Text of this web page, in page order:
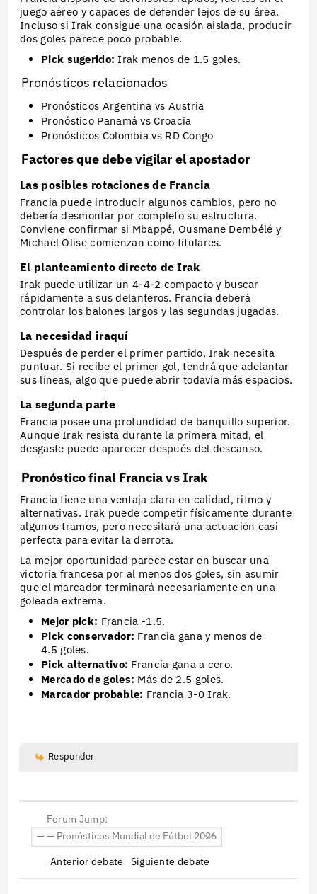
juego aéreo y capaces de defender lejos de su área.
Incluso si Irak consigue una ocasión aislada, producir
dos goles parece poco probable.
Pick sugerido: Irak menos de 1.5 goles.
Pronósticos relacionados
Pronósticos Argentina vs Austria
Pronóstico Panamá vs Croacia
Pronósticos Colombia vs RD Congo
Factores que debe vigilar el apostador
Las posibles rotaciones de Francia
Francia puede introducir algunos cambios, pero no
debería desmontar por completo su estructura.
Conviene confirmar si Mbappé, Ousmane Dembélé y
Michael Olise comienzan como titulares.
El planteamiento directo de Irak
Irak puede utilizar un 4-4-2 compacto y buscar
rápidamente a sus delanteros. Francia deberá
controlar los balones largos y las segundas jugadas.
La necesidad iraquí
Después de perder el primer partido, Irak necesita
puntuar. Si recibe el primer gol, tendrá que adelantar
sus líneas, algo que puede abrir todavía más espacios.
La segunda parte
Francia posee una profundidad de banquillo superior.
Aunque Irak resista durante la primera mitad, el
desgaste puede aparecer después del descanso.
Pronóstico final Francia vs Irak
Francia tiene una ventaja clara en calidad, ritmo y
alternativas. Irak puede competir físicamente durante
algunos tramos, pero necesitará una actuación casi
perfecta para evitar la derrota.
La mejor oportunidad parece estar en buscar una
victoria francesa por al menos dos goles, sin asumir
que el marcador terminará necesariamente en una
goleada extrema.
Mejor pick: Francia -1.5.
Pick conservador: Francia gana y menos de
4.5 goles.
Pick alternativo: Francia gana a cero.
Mercado de goles: Más de 2.5 goles.
Marcador probable: Francia 3-0 Irak.
Responder
Forum Jump:
Anterior debate Siguiente debate